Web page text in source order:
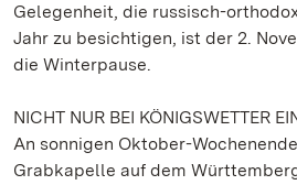
Gelegenheit, die russisch-
Jahr zu besichtigen, ist der 2.
die Winterpause.
NICHT NUR BEI KÖNIGSWETTER
An sonnigen Oktober-
Grabkapelle auf dem